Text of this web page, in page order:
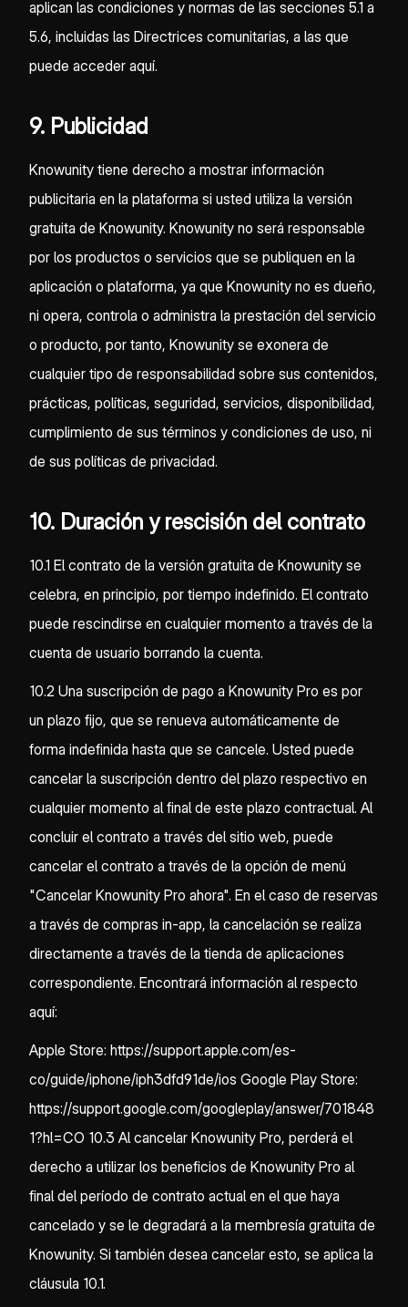
aplican las condiciones y normas de las secciones 5.1 a
5.6, incluidas las Directrices comunitarias, a las que
puede acceder aquí.
9. Publicidad
Knowunity tiene derecho a mostrar información
publicitaria en la plataforma si usted utiliza la versión
gratuita de Knowunity. Knowunity no será responsable
por los productos o servicios que se publiquen en la
aplicación o plataforma, ya que Knowunity no es dueño,
ni opera, controla o administra la prestación del servicio
o producto, por tanto, Knowunity se exonera de
cualquier tipo de responsabilidad sobre sus contenidos,
prácticas, políticas, seguridad, servicios, disponibilidad,
cumplimiento de sus términos y condiciones de uso, ni
de sus políticas de privacidad.
10. Duración y rescisión del contrato
10.1 El contrato de la versión gratuita de Knowunity se
celebra, en principio, por tiempo indefinido. El contrato
puede rescindirse en cualquier momento a través de la
cuenta de usuario borrando la cuenta.
10.2 Una suscripción de pago a Knowunity Pro es por
un plazo fijo, que se renueva automáticamente de
forma indefinida hasta que se cancele. Usted puede
cancelar la suscripción dentro del plazo respectivo en
cualquier momento al final de este plazo contractual. Al
concluir el contrato a través del sitio web, puede
cancelar el contrato a través de la opción de menú
"Cancelar Knowunity Pro ahora". En el caso de reservas
a través de compras in-app, la cancelación se realiza
directamente a través de la tienda de aplicaciones
correspondiente. Encontrará información al respecto
aquí:
Apple Store: https://support.apple.com/es-
co/guide/iphone/iph3dfd91de/ios Google Play Store:
https://support.google.com/googleplay/answer/701848
1?hl=CO 10.3 Al cancelar Knowunity Pro, perderá el
derecho a utilizar los beneficios de Knowunity Pro al
final del período de contrato actual en el que haya
cancelado y se le degradará a la membresía gratuita de
Knowunity. Si también desea cancelar esto, se aplica la
cláusula 10.1.